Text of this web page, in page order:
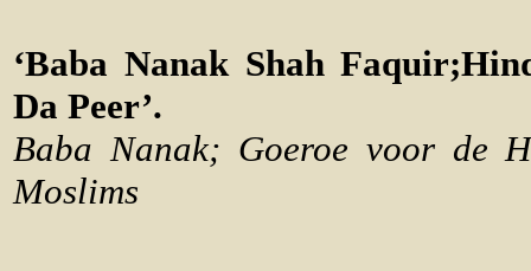
‘Baba Nanak Shah
Da Peer’.
Baba Nanak; Goeroe voor de
Moslims